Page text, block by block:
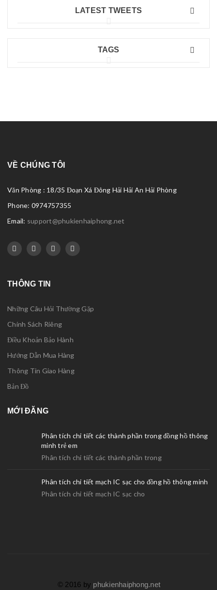
LATEST TWEETS
TAGS
VỀ CHÚNG TÔI
Văn Phòng : 18/35 Đoạn Xá Đông Hải Hải An Hải Phòng
Phone: 0974757355
Email: support@phukienhaiphong.net
THÔNG TIN
Những Câu Hỏi Thường Gặp
Chính Sách Riêng
Điều Khoản Bảo Hành
Hướng Dẫn Mua Hàng
Thông Tin Giao Hàng
Bản Đồ
MỚI ĐĂNG
Phân tích chi tiết các thành phần trong đồng hồ thông
minh trẻ em
Phân tích chi tiết các thành phần trong
Phân tích chi tiết mạch IC sạc cho đồng hồ thông minh
Phân tích chi tiết mạch IC sạc cho
© 2016 by phukienhaiphong.net